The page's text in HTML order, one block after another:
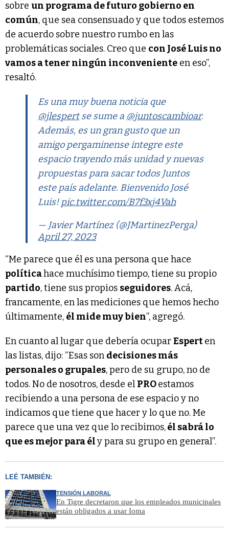
sobre un programa de futuro gobierno en
común, que sea consensuado y que todos estemos
de acuerdo sobre nuestro rumbo en las
problemáticas sociales. Creo que con José Luis no
vamos a tener ningún inconveniente en eso”,
resaltó.
Es una muy buena noticia que
@jlespertse sume a @juntoscambioar.
Además, es un gran gusto que un
amigo pergaminense integre este
espacio trayendo más unidad y nuevas
propuestas para sacar todos Juntos
este país adelante. Bienvenido José
Luis! pic.twitter.com/B7f3xj4Vah
— Javier Martínez (@JMartinezPerga)
April 27, 2023
“Me parece que él es una persona que hace
políticahace muchísimo tiempo, tiene su propio
partido, tiene sus propios seguidores. Acá,
francamente, en las mediciones que hemos hecho
últimamente, él mide muy bien”, agregó.
En cuanto al lugar que debería ocuparEsperten
las listas, dijo: “Esas son decisiones más
personales o grupales, pero de su grupo, no de
todos. No de nosotros, desde el PROestamos
recibiendo a una persona de ese espacio y no
indicamos que tiene que hacer y lo que no. Me
parece que una vez que lo recibimos,él sabrá lo
que es mejor para ély para su grupo en general”.
LEÉ TAMBIÉN:
TENSIÓN LABORAL
En Tigre decretaron que los empleados municipales
están obligados a usar Ioma